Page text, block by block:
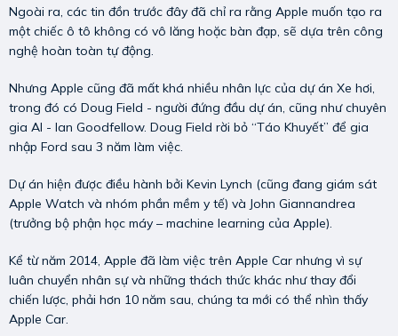
Ngoài ra, các tin đồn trước đây đã chỉ ra rằng Apple muốn tạo ra
một chiếc ô tô không có vô lăng hoặc bàn đạp, sẽ dựa trên công
nghệ hoàn toàn tự động.
Nhưng Apple cũng đã mất khá nhiều nhân lực của dự án Xe hơi,
trong đó có Doug Field - người đứng đầu dự án, cũng như chuyên
gia AI - Ian Goodfellow. Doug Field rời bỏ “Táo Khuyết” để gia
nhập Ford sau 3 năm làm việc.
Dự án hiện được điều hành bởi Kevin Lynch (cũng đang giám sát
Apple Watch và nhóm phần mềm y tế) và John Giannandrea
(trưởng bộ phận học máy – machine learning của Apple).
Kể từ năm 2014, Apple đã làm việc trên Apple Car nhưng vì sự
luân chuyển nhân sự và những thách thức khác như thay đổi
chiến lược, phải hơn 10 năm sau, chúng ta mới có thể nhìn thấy
Apple Car.